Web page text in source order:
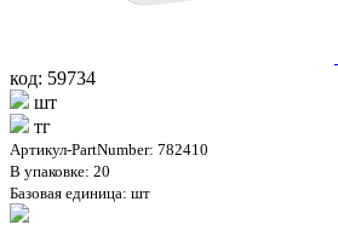
код: 59734
шт
тг
Артикул-PartNumber: 782410
В упаковке: 20
Базовая единица: шт